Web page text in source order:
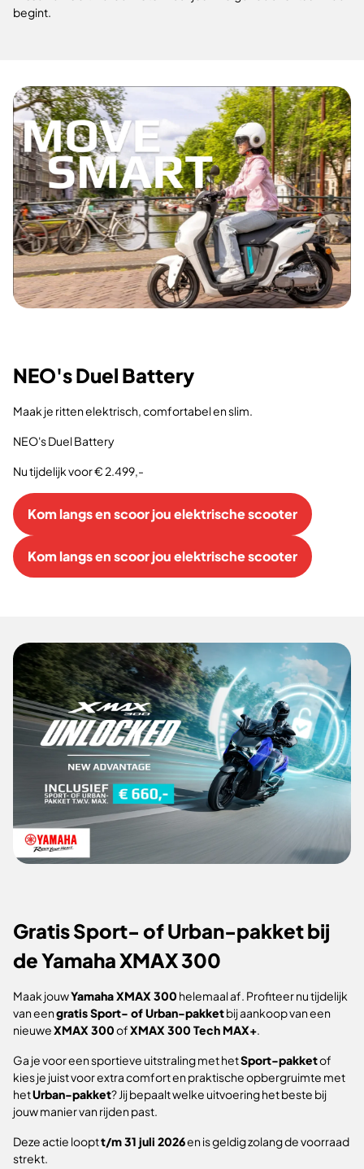
begint.
NEO's Duel Battery
Maak je ritten elektrisch, comfortabel en slim.
NEO's Duel Battery
Nu tijdelijk voor € 2.499,-
Kom langs en scoor jou elektrische scooter
Kom langs en scoor jou elektrische scooter
Gratis Sport- of Urban-pakket bij
de Yamaha XMAX 300
Maak jouwYamaha XMAX 300 helemaal af. Profiteer nu tijdelijk
van eengratis Sport- of Urban-pakketbij aankoop van een
nieuweXMAX 300ofXMAX 300 Tech MAX+.
Ga je voor een sportieve uitstraling met hetSport-pakketof
kies je juist voor extra comfort en praktische opbergruimte met
hetUrban-pakket? Jij bepaalt welke uitvoering het beste bij
jouw manier van rijden past.
Deze actie looptt/m 31 juli 2026en is geldig zolang de voorraad
strekt.